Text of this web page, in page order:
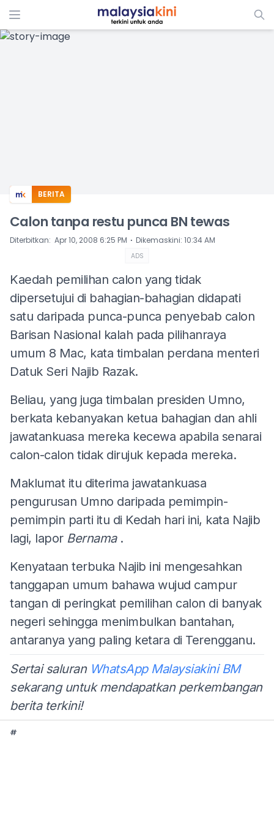
ADS
BERITA
Calon tanpa restu punca BN tewas
Diterbitkan: Apr 10, 2008 6:25 PM ⋅ Dikemaskini: 10:34 AM
ADS
Kaedah pemilihan calon yang tidak
dipersetujui di bahagian-bahagian didapati
satu daripada punca-punca penyebab calon
Barisan Nasional kalah pada pilihanraya
umum 8 Mac, kata timbalan perdana menteri
Datuk Seri Najib Razak.
Beliau, yang juga timbalan presiden Umno,
berkata kebanyakan ketua bahagian dan ahli
jawatankuasa mereka kecewa apabila senarai
calon-calon tidak dirujuk kepada mereka.
Maklumat itu diterima jawatankuasa
pengurusan Umno daripada pemimpin-
pemimpin parti itu di Kedah hari ini, kata Najib
lagi, lapor Bernama .
Kenyataan terbuka Najib ini mengesahkan
tanggapan umum bahawa wujud campur
tangan di peringkat pemilihan calon di banyak
negeri sehingga menimbulkan bantahan,
antaranya yang paling ketara di Terengganu.
Sertai saluran WhatsApp Malaysiakini BM
sekarang untuk mendapatkan perkembangan
berita terkini!
#